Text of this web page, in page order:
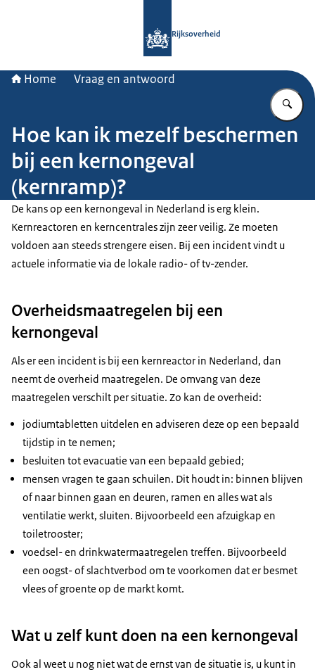
Rijksoverheid
Home Vraag en antwoord
Hoe kan ik mezelf beschermen
bij een kernongeval
(kernramp)?
De kans op een kernongeval in Nederland is erg klein.
Kernreactoren en kerncentrales zijn zeer veilig. Ze moeten
voldoen aan steeds strengere eisen. Bij een incident vindt u
actuele informatie via de lokale radio- of tv-zender.
Overheidsmaatregelen bij een
kernongeval
Als er een incident is bij een kernreactor in Nederland, dan
neemt de overheid maatregelen. De omvang van deze
maatregelen verschilt per situatie. Zo kan de overheid:
jodiumtabletten uitdelen en adviseren deze op een bepaald
tijdstip in te nemen;
besluiten tot evacuatie van een bepaald gebied;
mensen vragen te gaan schuilen. Dit houdt in: binnen blijven
of naar binnen gaan en deuren, ramen en alles wat als
ventilatie werkt, sluiten. Bijvoorbeeld een afzuigkap en
toiletrooster;
voedsel- en drinkwatermaatregelen treffen. Bijvoorbeeld
een oogst- of slachtverbod om te voorkomen dat er besmet
vlees of groente op de markt komt.
Wat u zelf kunt doen na een kernongeval
Ook al weet u nog niet wat de ernst van de situatie is, u kunt in